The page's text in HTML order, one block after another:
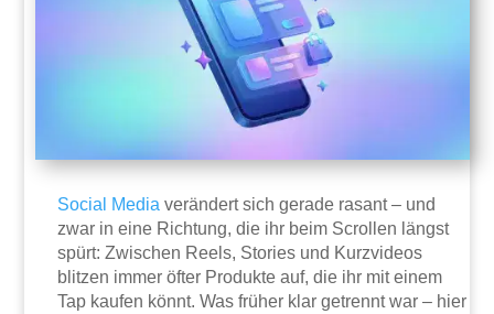
Social Media verändert sich gerade rasant – und
zwar in eine Richtung, die ihr beim Scrollen längst
spürt: Zwischen Reels, Stories und Kurzvideos
blitzen immer öfter Produkte auf, die ihr mit einem
Tap kaufen könnt. Was früher klar getrennt war – hier